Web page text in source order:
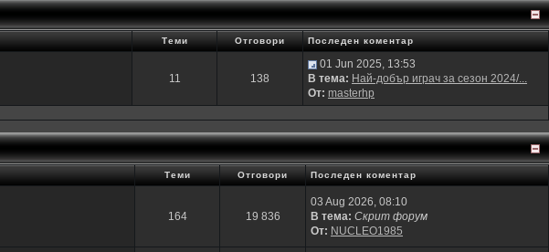
Теми Отговори Последен коментар
11 138
01 Jun 2025, 13:53
В тема: Най-добър играч за сезон 2024/...
От: masterhp
Теми Отговори Последен коментар
164 19 836
03 Aug 2026, 08:10
В тема: Скрит форум
От: NUCLEO1985